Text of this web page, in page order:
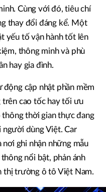
Cùng với đó, tiêu chí
thay đổi đáng kể. Một
yếu tố vận hành tốt lên
thông minh và phù
hay gia đình.
động cập nhật phần mềm
trên cao tốc hay tối ưu
thời gian thực đang
dùng Việt. Car
ghi nhận những mẫu
nổi bật, phản ánh
thị trường ô tô Việt Nam.